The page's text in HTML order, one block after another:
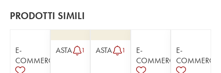
PRODOTTI SIMILI
E-
COMMERCE
ASTA 1 ASTA 1
E-
COMMERCE
E-
COMMERCE